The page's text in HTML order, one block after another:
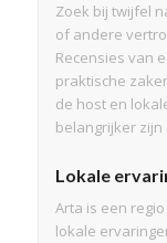
Zoek bij twijfel
of andere
Recensies van
praktische
de host en
belangrijker zijn
Lokale
Arta is een
lokale